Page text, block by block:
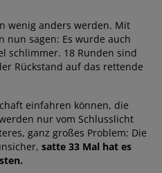
wenig anders werden. Mit
nun sagen: Es wurde auch
schlimmer. 18 Runden sind
Rückstand auf das rettende
einfahren können, die
nur vom Schlusslicht
ganz großes Problem: Die
satte 33 Mal hat es